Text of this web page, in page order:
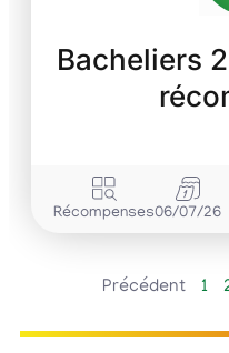
Bacheliers
Récompenses06/07/26
Précédent 1